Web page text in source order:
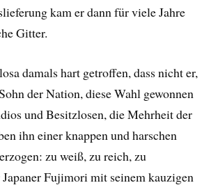
kam er dann für viele Jahre
Gitter.
damals hart getroffen, dass nicht er,
der Nation, diese Wahl gewonnen
und Besitzlosen, die Mehrheit der
ihn einer knappen und harschen
zu weiß, zu reich, zu
Fujimori mit seinem kauzigen